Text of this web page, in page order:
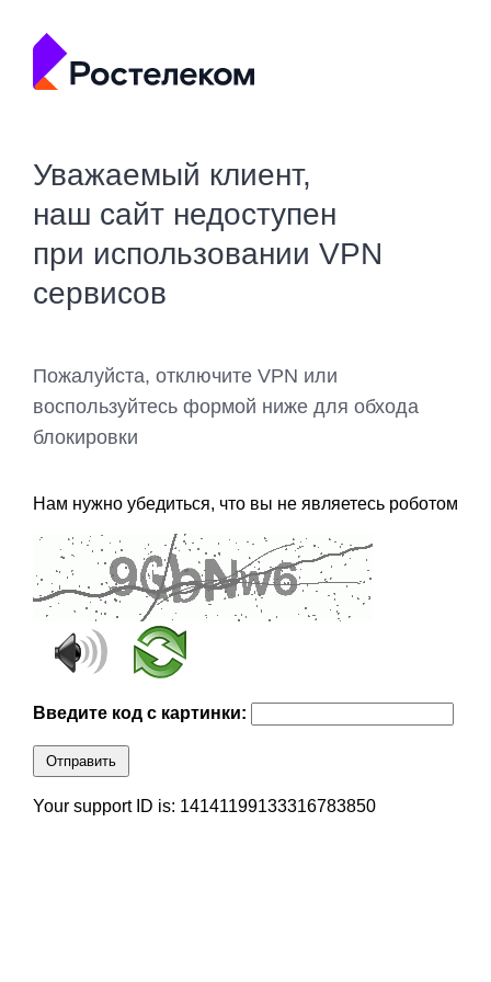
Уважаемый клиент,
наш сайт недоступен
при использовании VPN
сервисов
Пожалуйста, отключите VPN или
воспользуйтесь формой ниже для обхода
блокировки
Нам нужно убедиться, что вы не являетесь роботом
Введите код с картинки:
Отправить
Your support ID is: 14141199133316783850